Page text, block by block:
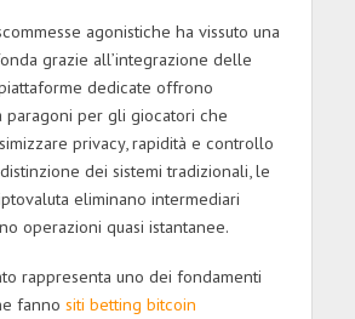
agonistiche ha vissuto una
grazie all’integrazione delle
dedicate offrono
paragoni per gli giocatori che
privacy, rapidità e controllo
dei sistemi tradizionali, le
eliminano intermediari
operazioni quasi istantanee.
rappresenta uno dei fondamenti
fanno siti betting bitcoin